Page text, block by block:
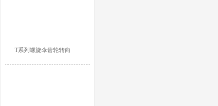
T系列螺旋伞齿轮转向